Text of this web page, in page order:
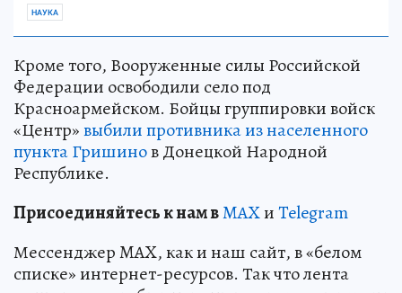
НАУКА
Кроме того, Вооруженные силы Российской
Федерации освободили село под
Красноармейском. Бойцы группировки войск
«Центр»выбили противника из населенного
пункта Гришинов Донецкой Народной
Республике.
Присоединяйтесь к нам вMAXиTelegram
Мессенджер MAX, как и наш сайт, в «белом
списке» интернет-ресурсов. Так что лента